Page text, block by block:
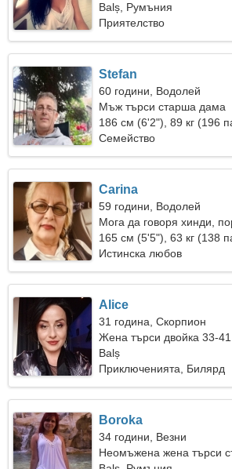
Balș, Румъния
Приятелство
Stefan
60 години, Водолей
Мъж търси старша дама
186 см (6'2"), 89 кг (196
Семейство
Carina
59 години, Водолей
Мога да говоря хинди,
165 см (5'5"), 63 кг (138
Истинска любов
Alice
31 година, Скорпион
Жена търси двойка 33-41
Balș
Приключенията, Билярд
Boroka
34 години, Везни
Неомъжена жена търси